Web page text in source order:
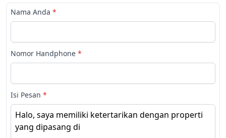
Nama Anda *
Nomor Handphone *
Isi Pesan *